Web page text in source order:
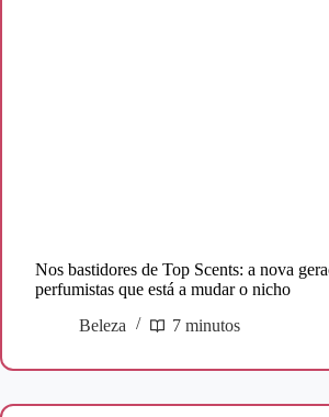
Nos bastidores de Top Scents: a nova
perfumistas que está a mudar o nicho
Beleza
7 minutos